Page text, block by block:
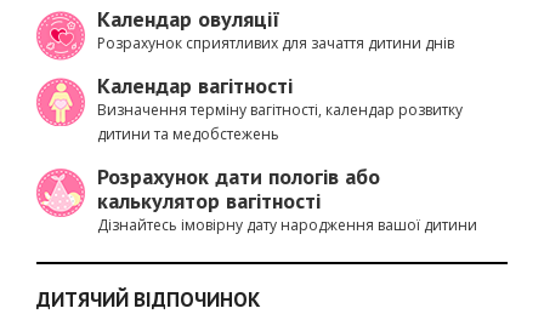
Календар овуляції
Розрахунок сприятливих для зачаття дитини днів
Календар вагітності
Визначення терміну вагітності, календар розвитку
дитини та медобстежень
Розрахунок дати пологів або
калькулятор вагітності
Дізнайтесь імовірну дату народження вашої дитини
ДИТЯЧИЙ ВІДПОЧИНОК